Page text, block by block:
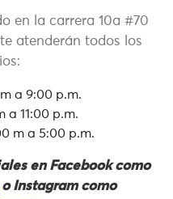
en la carrera 10a #70
atenderán todos los
m a 9:00 p.m.
a 11:00 p.m.
m a 5:00 p.m.
en Facebook como
Instagram como